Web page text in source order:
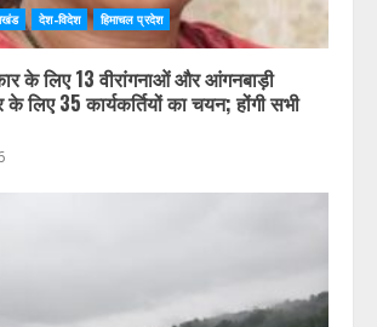
देश-विदेश हिमाचल प्रदेश
के लिए 13 वीरांगनाओं और आंगनबाड़ी
के लिए 35 कार्यकर्तियों का चयन; होंगी सभी